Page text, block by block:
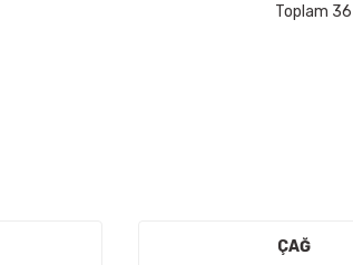
Toplam
ÇAĞ